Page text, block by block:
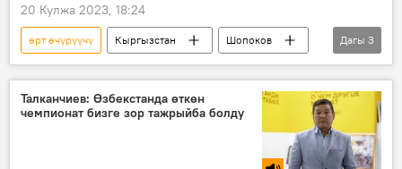
20 Кулжа 2023, 18:24
өрт өчүрүүчү Кыргызстан
Шопоков
нефть
өрт поезд
Дагы 3
Талканчиев: Өзбекстанда өткөн
чемпионат бизге зор тажрыйба болду